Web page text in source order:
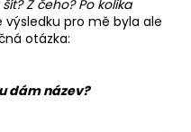
Z čeho? Po kolika
výsledku pro mě byla ale
otázka:
dám název?